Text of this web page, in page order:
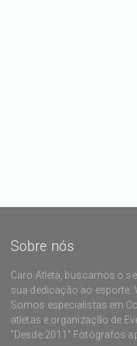
Sobre nós
Caro Atleta, buscamos o
sua dedicação ao esporte.
Somos especialistas em
atletas e organização de
"Desde 2011" Fotógrafos